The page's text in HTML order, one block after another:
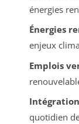
énergies
Énergies
enjeux
Emplois
quotidien